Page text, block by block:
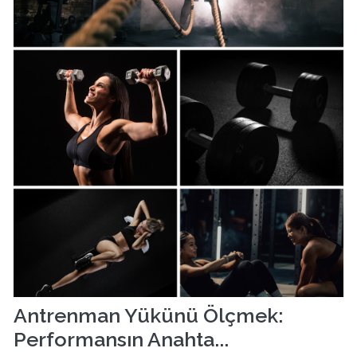
Antrenman Yükünü Ölçmek:
Performansın Anahta...